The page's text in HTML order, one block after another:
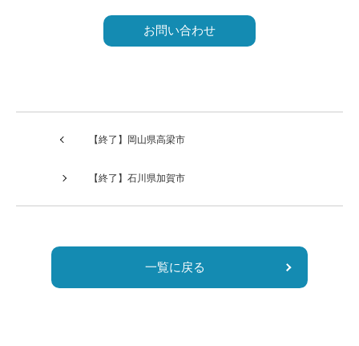
【終了】岡山県高梁市
【終了】石川県加賀市
一覧に戻る